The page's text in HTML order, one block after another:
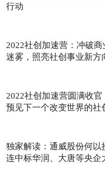
行动
2022社创加速营：冲破商
迷雾，照亮社创事业新方
2022社创加速营圆满收官
预见下一个改变世界的社
独家解读：通威股份何以
连中标华润、大唐等央企